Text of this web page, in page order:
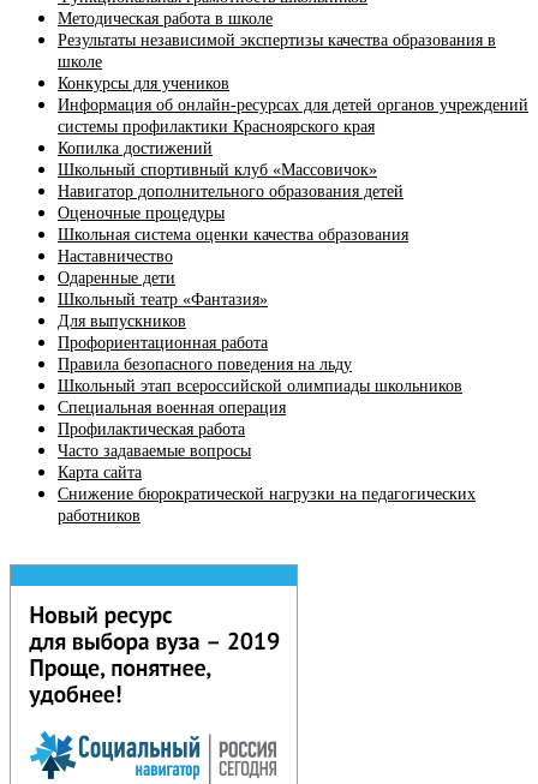
Методическая работа в школе
Результаты независимой экспертизы качества образования в
школе
Конкурсы для учеников
Информация об онлайн-ресурсах для детей органов учреждений
системы профилактики Красноярского края
Копилка достижений
Школьный спортивный клуб «Массовичок»
Навигатор дополнительного образования детей
Оценочные процедуры
Школьная система оценки качества образования
Наставничество
Одаренные дети
Школьный театр «Фантазия»
Для выпускников
Профориентационная работа
Правила безопасного поведения на льду
Школьный этап всероссийской олимпиады школьников
Специальная военная операция
Профилактическая работа
Часто задаваемые вопросы
Карта сайта
Снижение бюрократической нагрузки на педагогических
работников